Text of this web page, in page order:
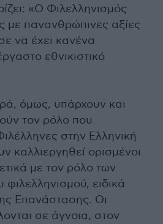
«Ο Φιλελληνισμός
με πανανθρώπινες αξίες
να έχει κανένα
εθνικιστικό
όμως, υπάρχουν και
τον ρόλο που
στην Ελληνική
καλλιεργηθεί ορισμένοι
με τον ρόλο των
ειδικά
Επανάστασης. Οι
σε άγνοια, στον